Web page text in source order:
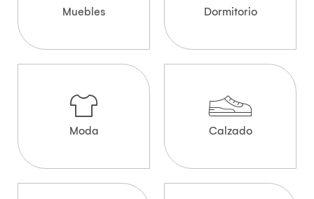
Muebles Dormitorio
Moda Calzado